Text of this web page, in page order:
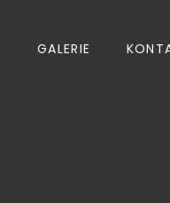
GALERIE